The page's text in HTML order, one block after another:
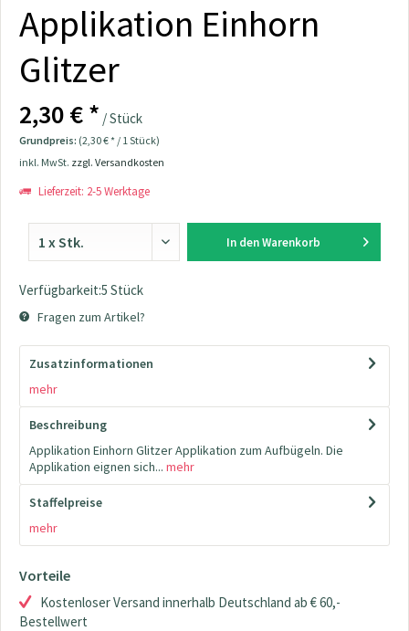
Applikation Einhorn
Glitzer
2,30 € * / Stück
Grundpreis: (2,30 € * / 1 Stück)
inkl. MwSt. zzgl. Versandkosten
Lieferzeit: 2-5 Werktage
In den Warenkorb
Verfügbarkeit:5 Stück
Fragen zum Artikel?
Zusatzinformationen
mehr
Beschreibung
Applikation Einhorn Glitzer Applikation zum Aufbügeln. Die
Applikation eignen sich... mehr
Staffelpreise
mehr
Vorteile
Kostenloser Versand innerhalb Deutschland ab € 60,-
Bestellwert